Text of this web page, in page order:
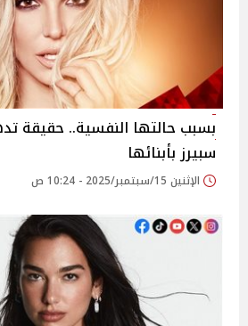
بسبب حالتها النفسية.. حقيقة
سبيرز بأبنائها
الإثنين 15/سبتمبر/2025 - 10:24 ص